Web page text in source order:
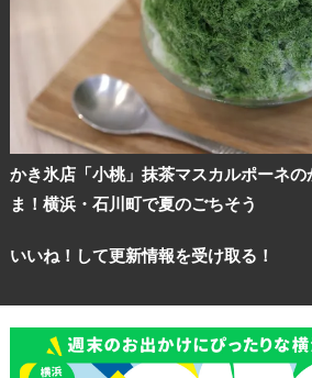
かき氷店「小桃」抹茶マスカルポーネの
ま！横浜・石川町で夏のごちそう
いいね！して更新情報を受け取る！
観光ガイド
ランキング